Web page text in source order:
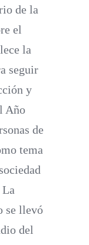
de la
el
la
seguir
y
Año
de
tema
La
se llevó
del